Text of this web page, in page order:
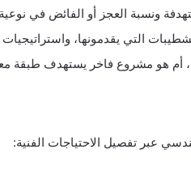
ونسبة العجز أو الفائض في
التي يقدمونها، واستراتيجيات
هو مشروع فاخر يستهدف طبقة
عبر تفصيل الاحتياجات الفنية: